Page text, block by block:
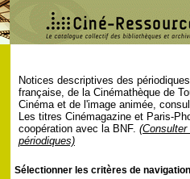
Notices descriptives des
française, de la Cinémathèque de
Cinéma et de l'image animée,
Les titres Cinémagazine et Paris-
coopération avec la BNF.
périodiques)
Sélectionner les critères de